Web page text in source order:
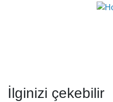
İlginizi çekebilir